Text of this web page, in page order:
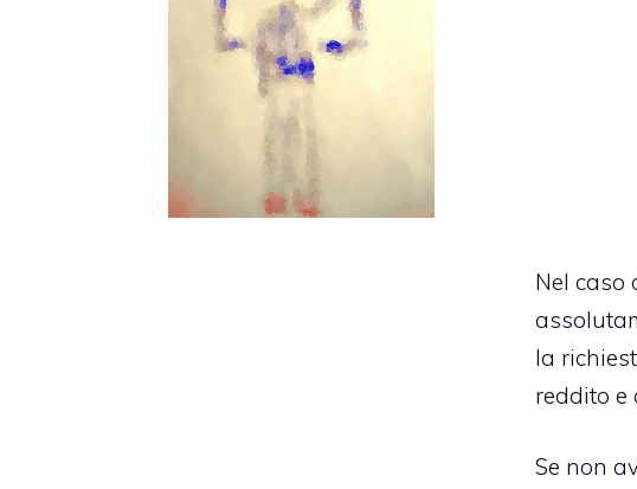
Nel caso
la
reddito e
Se non